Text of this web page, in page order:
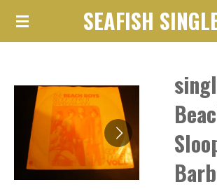
Ga
hoofdinhoud
SEAFISH